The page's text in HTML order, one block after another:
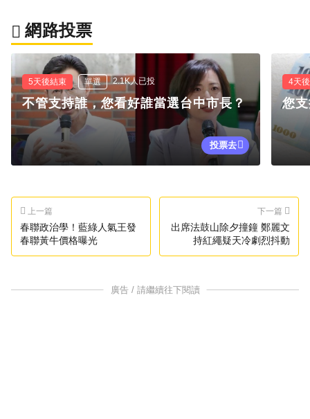
網路投票
5天後結束 單選 2.1K人已投
不管支持誰，您看好誰當選台中市長？
投票去
4天
您
上一篇
春聯政治學！藍綠人氣王發
春聯黃牛價格曝光
下一篇
出席法鼓山除夕撞鐘 鄭麗文
持紅繩疑天冷劇烈抖動
廣告 / 請繼續往下閱讀